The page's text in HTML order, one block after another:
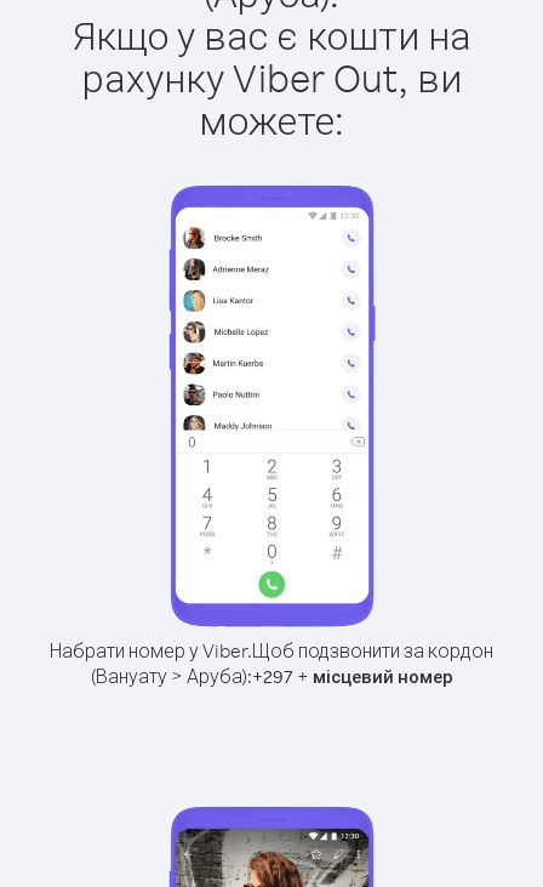
Якщо у вас є кошти на
рахунку Viber Out, ви
можете:
Набрати номер у Viber.Щоб подзвонити за кордон
(Вануату > Аруба):+297+ місцевий номер